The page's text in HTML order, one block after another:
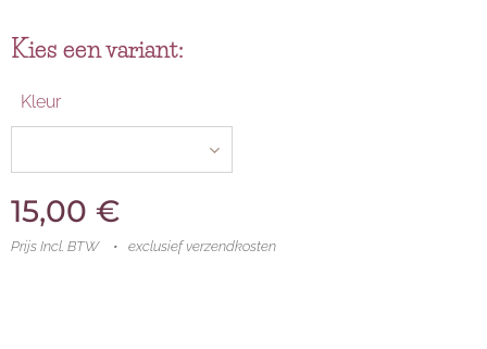
Kies een variant:
Kleur
15,00 €
Prijs Incl. BTW exclusief verzendkosten